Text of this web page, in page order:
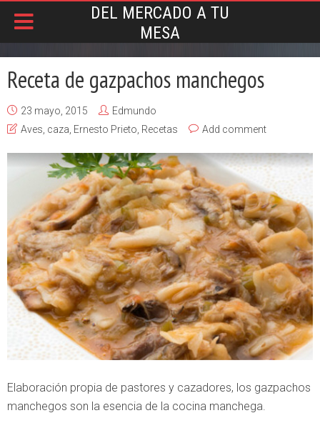
DEL MERCADO A TU
MESA
Receta de gazpachos manchegos
23 mayo, 2015
Edmundo
Aves caza Ernesto Prieto Recetas Add comment
Elaboración propia de pastores y cazadores, los gazpachos
manchegos son la esencia de la cocina manchega.